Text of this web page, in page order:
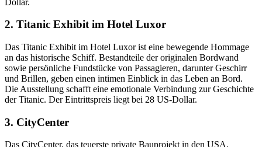
2. Titanic Exhibit im Hotel Luxor
Das Titanic Exhibit im Hotel Luxor ist eine bewegende Hommage
an das historische Schiff. Bestandteile der originalen Bordwand
sowie persönliche Fundstücke von Passagieren, darunter Geschirr
und Brillen, geben einen intimen Einblick in das Leben an Bord.
Die Ausstellung schafft eine emotionale Verbindung zur Geschichte
der Titanic. Der Eintrittspreis liegt bei 28 US-Dollar.
3. CityCenter
Das CityCenter, das teuerste private Bauprojekt in den USA,